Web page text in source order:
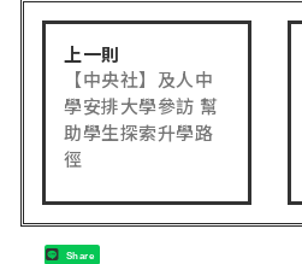
上一則
【中央社】及人中
學安排大學參訪 幫
助學生探索升學路
徑
Share